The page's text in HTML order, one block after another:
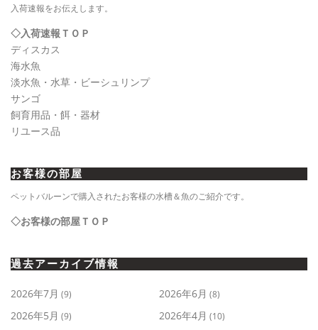
ョ
ン
入荷速報をお伝えします。
◇入荷速報ＴＯＰ
ディスカス
海水魚
淡水魚・水草・ビーシュリンプ
サンゴ
飼育用品・餌・器材
リユース品
お客様の部屋
ペットバルーンで購入されたお客様の水槽＆魚のご紹介です。
◇お客様の部屋ＴＯＰ
過去アーカイブ情報
2026年7月 (9) 2026年6月 (8)
2026年5月 (9) 2026年4月 (10)